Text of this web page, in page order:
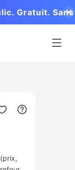
Gratuit. Sans